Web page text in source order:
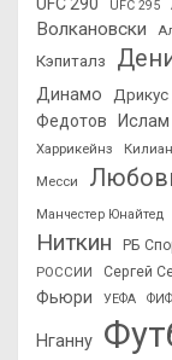
UFC 290 UFC 295
Волкановски
Кэпиталз
Динамо
Федотов
Харрикейнз
Месси
Манчестер Юнайтед
Ниткин
РБ
РОССИИ
Сергей
Фьюри
УЕФА
Нганну